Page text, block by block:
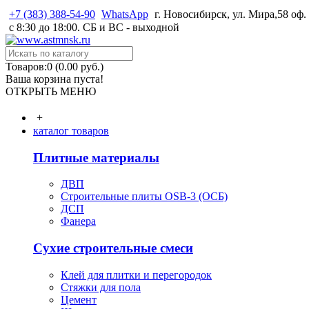
+7 (383) 388-54-90 WhatsApp г. Новосибирск, ул. Мира,58 оф.
с 8:30 до 18:00. СБ и ВС - выходной
Товаров:0 (0.00 руб.)
Ваша корзина пуста!
ОТКРЫТЬ МЕНЮ
+
каталог товаров
Плитные материалы
ДВП
Строительные плиты OSB-3 (ОСБ)
ДСП
Фанера
Сухие строительные смеси
Клей для плитки и перегородок
Стяжки для пола
Цемент